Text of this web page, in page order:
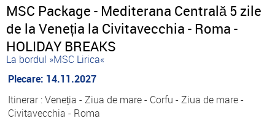
MSC Package - Mediterana Centrală 5 zile
de la Veneția la Civitavecchia - Roma -
HOLIDAY BREAKS
La bordul »MSC Lirica«
Plecare: 14.11.2027
Itinerar : Veneția - Ziua de mare - Corfu - Ziua de mare -
Civitavecchia - Roma